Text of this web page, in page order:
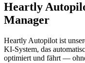
Heartly
Manager
Heartly Autopilot ist
KI-System, das
optimiert und fährt —